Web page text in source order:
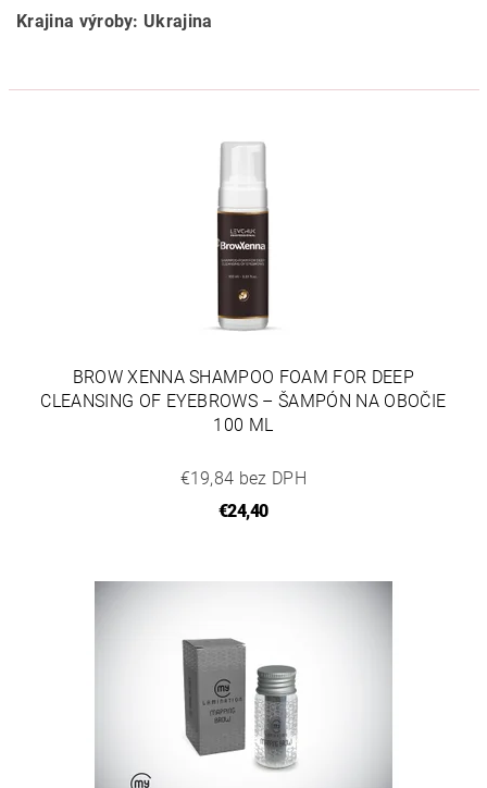
Krajina výroby: Ukrajina
BROW XENNA SHAMPOO FOAM FOR DEEP
CLEANSING OF EYEBROWS – ŠAMPÓN NA OBOČIE
100 ML
€19,84 bez DPH
€24,40